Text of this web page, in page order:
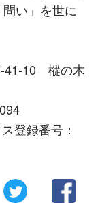
い」を世に
41-10 樅の木
登録番号：